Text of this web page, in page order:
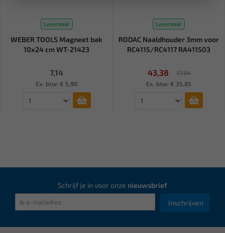
Leverbaar
WEBER TOOLS Magneet bak
10x24 cm WT-21423
7,14
Ex. btw: € 5,90
Leverbaar
RODAC Naaldhouder 3mm voor
RC4115/RC4117 RA411503
43,38
57,84
Ex. btw: € 35,85
Schrijf je in voor onze nieuwsbrief
Inschrijven